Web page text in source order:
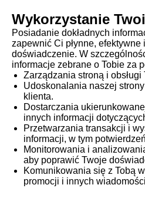
Wykorzystanie
Posiadanie dokładnych
zapewnić Ci płynne, efektywne
doświadczenie. W
informacje zebrane o Tobie za
Zarządzania stroną i obsługi
Udoskonalania naszej
klienta.
Dostarczania
innych informacji
Przetwarzania transakcji i
informacji, w tym
Monitorowania i
aby poprawić Twoje
Komunikowania się z Tobą
promocji i innych